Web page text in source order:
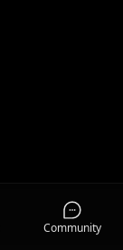
Community